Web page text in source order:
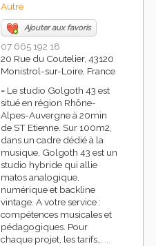
Autre
Ajouter aux favoris
07 665 192 18
20 Rue du Coutelier, 43120
Monistrol-sur-Loire, France
- Le studio Golgoth 43 est
situé en région Rhône-
Alpes-Auvergne à 20min
de ST Etienne. Sur 100m2,
dans un cadre dédié à la
musique, Golgoth 43 est un
studio hybride qui allie
matos analogique,
numérique et backline
vintage. A votre service :
compétences musicales et
pédagogiques. Pour
chaque projet, les tarifs… ...